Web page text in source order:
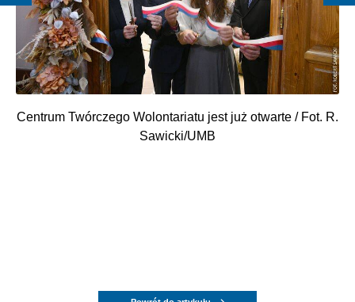
Centrum Twórczego Wolontariatu jest już otwarte / Fot. R.
Sawicki/UMB